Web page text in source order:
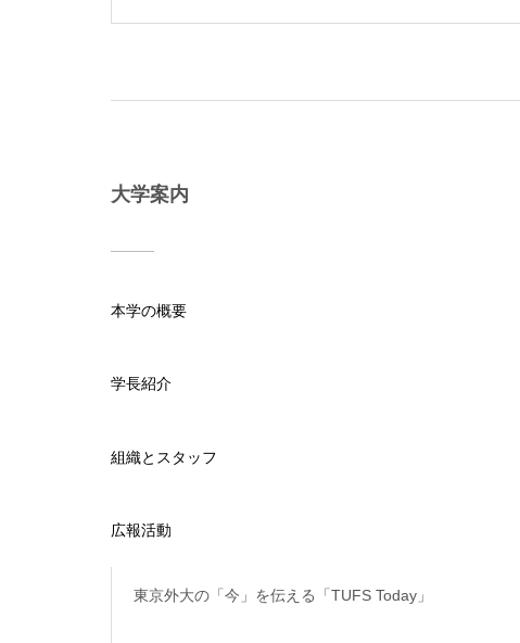
大学案内
本学の概要
学長紹介
組織とスタッフ
広報活動
東京外大の「今」を伝える「TUFS Today」